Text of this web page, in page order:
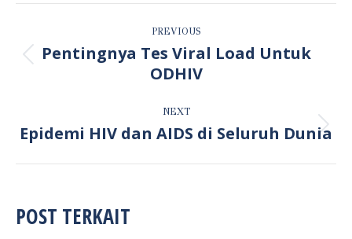
NAVIGATION PREVIOUS
Previous
post:
Pentingnya Tes Viral Load Untuk
ODHIV
NEXT
Next
Epidemi HIV dan AIDS di Seluruh Dunia
POST TERKAIT